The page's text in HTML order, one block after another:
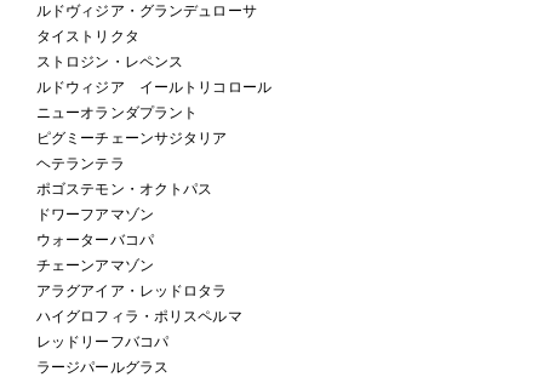
ルドヴィジア・グランデュローサ
タイストリクタ
ストロジン・レペンス
ルドウィジア イールトリコロール
ニューオランダプラント
ピグミーチェーンサジタリア
ヘテランテラ
ポゴステモン・オクトパス
ドワーフアマゾン
ウォーターバコパ
チェーンアマゾン
アラグアイア・レッドロタラ
ハイグロフィラ・ポリスペルマ
レッドリーフバコパ
ラージパールグラス